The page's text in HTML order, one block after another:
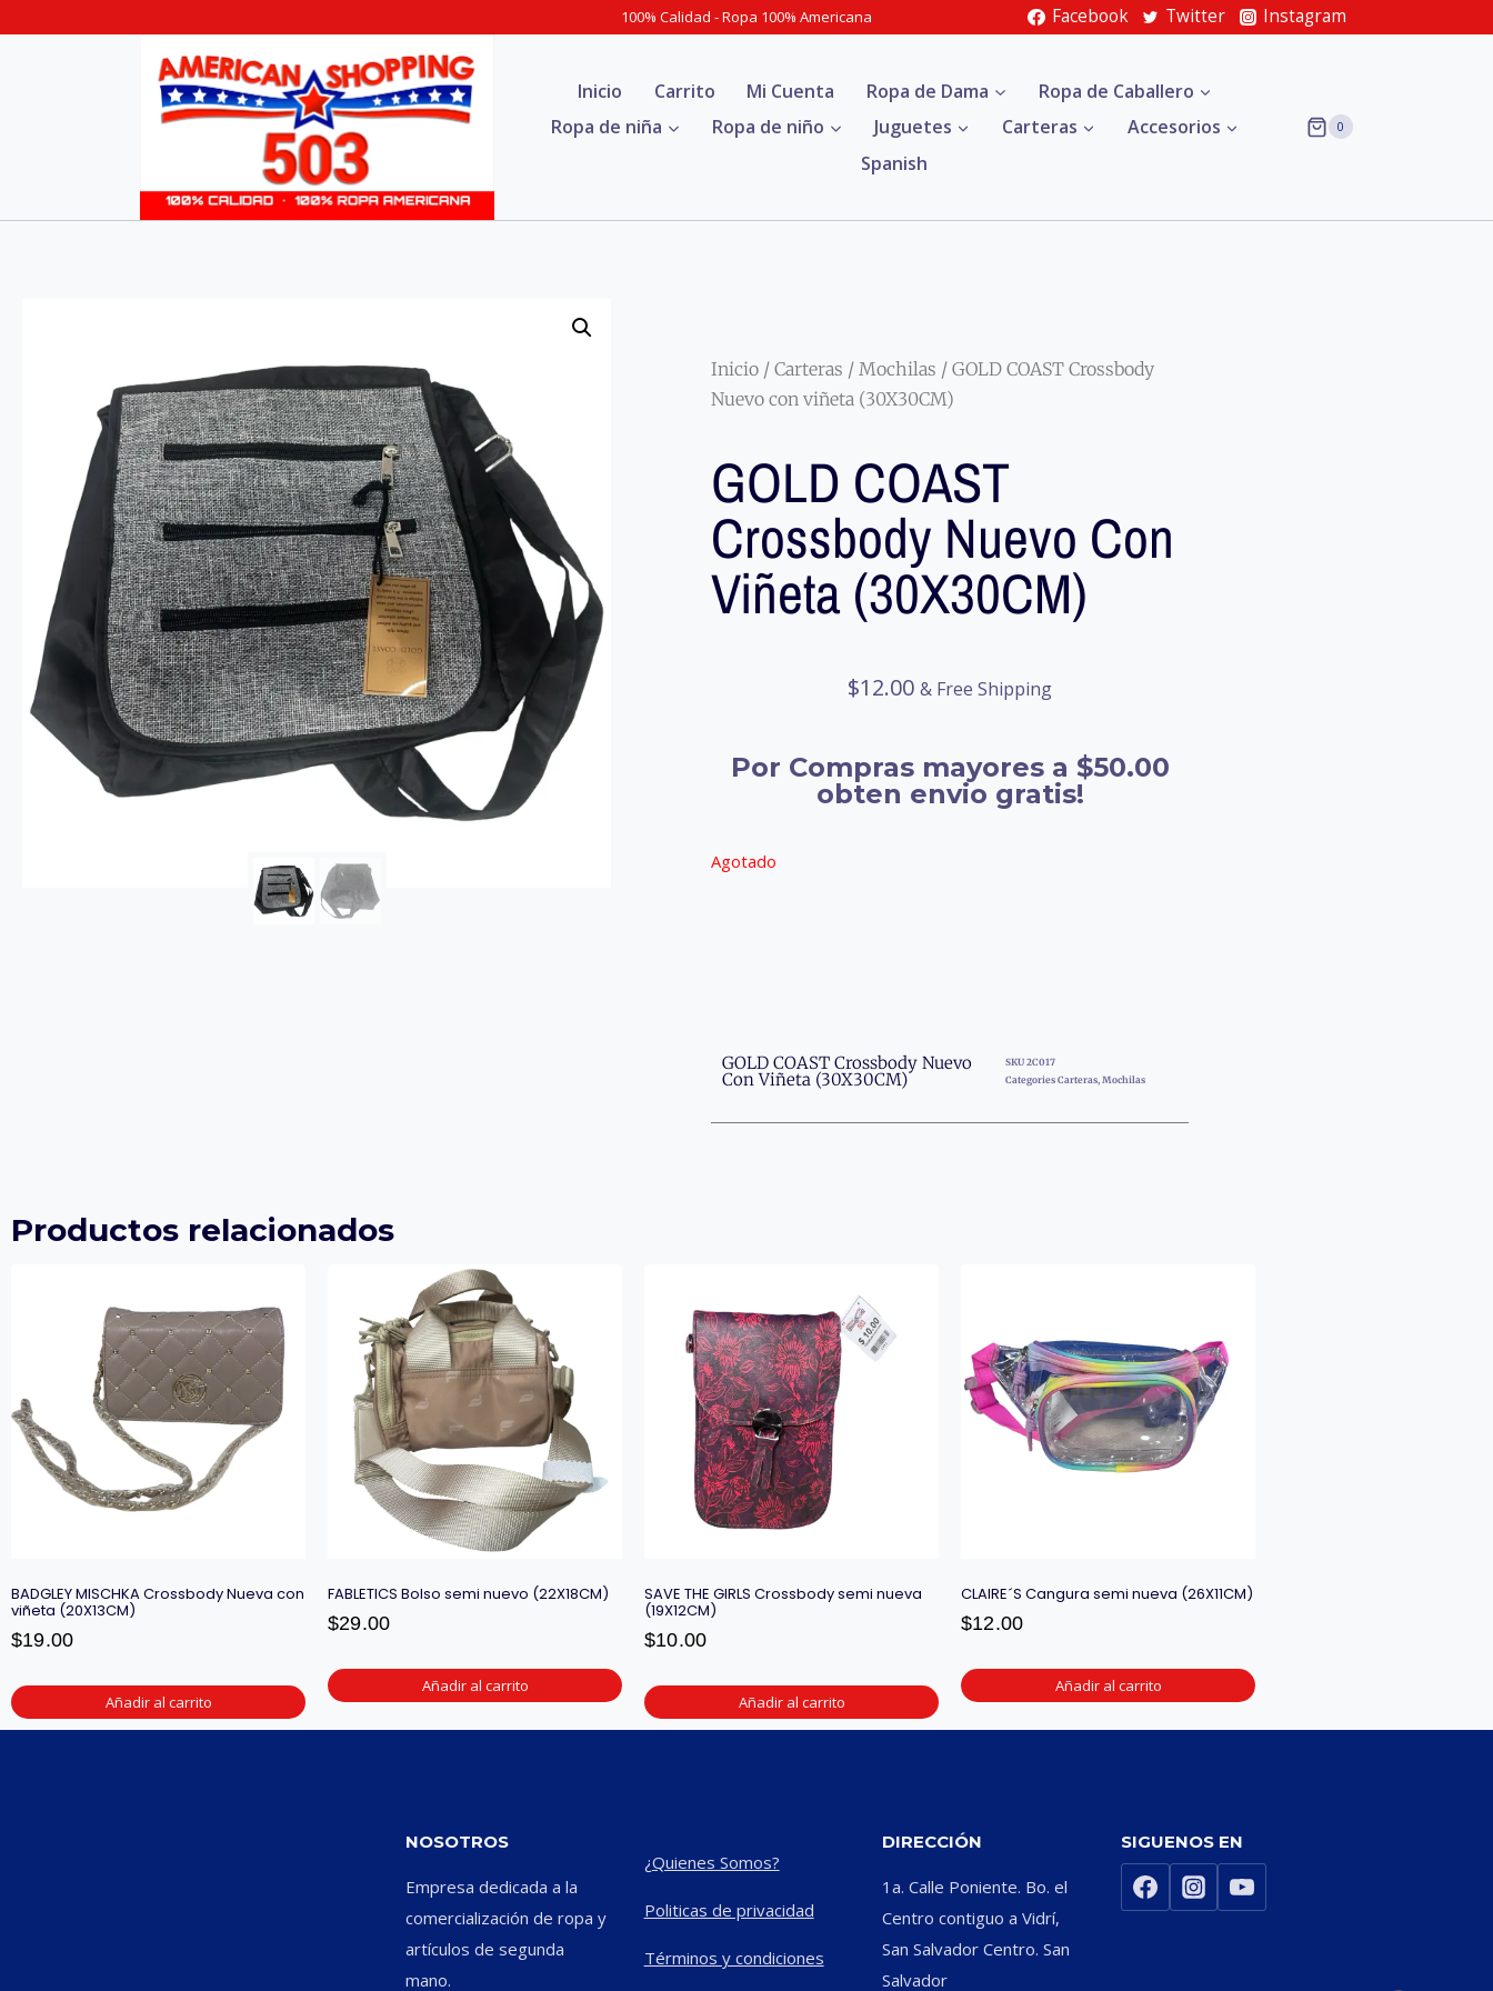
100% Calidad - Ropa 100% Americana Facebook Twitter Instagram
Inicio Carrito Mi Cuenta Ropa de Dama
Ropa de Caballero
Ropa de niña
Ropa de niño Juguetes Carteras
Accesorios
Spanish
0
Inicio / Carteras / Mochilas / GOLD COAST Crossbody
Nuevo con viñeta (30X30CM)
GOLD COAST
Crossbody Nuevo Con
Viñeta (30X30CM)
$12.00 & Free Shipping
Por Compras mayores a $50.00
obten envio gratis!
Agotado
GOLD COAST Crossbody Nuevo
Con Viñeta (30X30CM)
SKU 2C017
Categories Carteras, Mochilas
Productos relacionados
BADGLEY MISCHKA Crossbody Nueva con
viñeta (20X13CM)
$19.00
Añadir al carrito
FABLETICS Bolso semi nuevo (22X18CM)
$29.00
Añadir al carrito
SAVE THE GIRLS Crossbody semi nueva
(19X12CM)
$10.00
Añadir al carrito
CLAIRE´S Cangura semi nueva (26X11CM)
$12.00
Añadir al carrito
NOSOTROS
Empresa dedicada a la
comercialización de ropa y
artículos de segunda
mano.
¿Quienes Somos?
Politicas de privacidad
Términos y condiciones
DIRECCIÓN
1a. Calle Poniente. Bo. el
Centro contiguo a Vidrí,
San Salvador Centro. San
Salvador
SIGUENOS EN